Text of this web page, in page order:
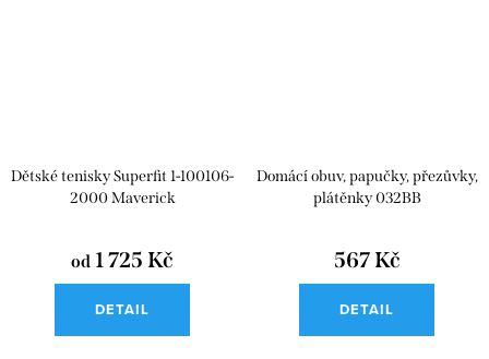
Dětské tenisky Superfit 1-100106-
2000 Maverick
od 1 725 Kč
DETAIL
Domácí obuv, papučky, přezůvky,
plátěnky 032BB
567 Kč
DETAIL